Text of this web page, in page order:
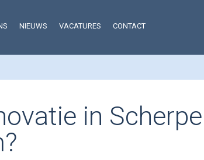
NIEUWS VACATURES CONTACT
in